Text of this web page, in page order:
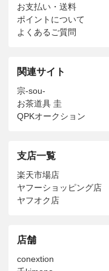
お支払い・送料
ポイントについて
よくあるご質問
関連サイト
宗-sou-
お茶道具 圭
QPKオークション
支店一覧
楽天市場店
ヤフーショッピング店
ヤフオク店
店舗
conextion